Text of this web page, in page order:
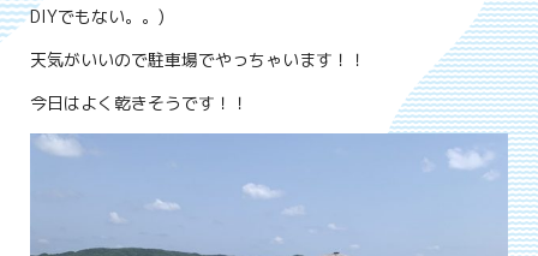
DIYでもない。。)
天気がいいので駐車場でやっちゃいます！！
今日はよく乾きそうです！！